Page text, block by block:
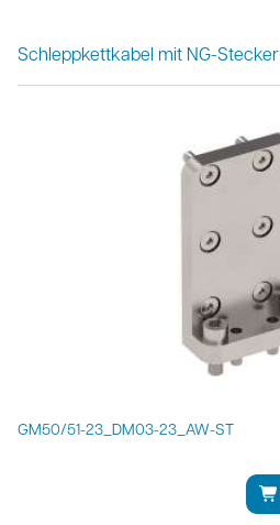
Schleppkettkabel mit NG-Stecker
GM50/51-23_DM03-23_AW-ST